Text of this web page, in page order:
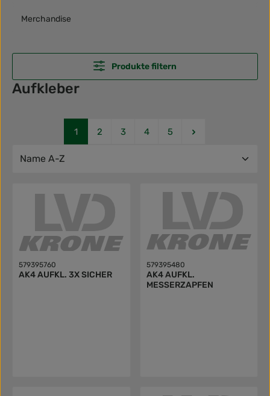
Merchandise
Produkte filtern
Aufkleber
Seite
1 Seite
2 Seite
3 Seite
4 Seite
5
579395760
AK4 AUFKL. 3X SICHER
579395480
AK4 AUFKL.
MESSERZAPFEN